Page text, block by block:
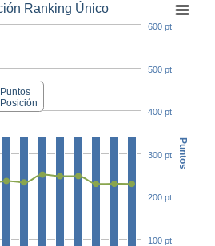
Puntos
Ranking Único
Puntos
Posición
100 pt
200 pt
300 pt
400 pt
500 pt
600 pt